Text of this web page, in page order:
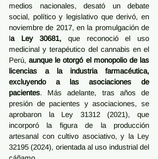
medios nacionales, desató un debate
social, político y legislativo que derivó, en
noviembre de 2017, en la promulgación de
la Ley 30681, que reconoció el uso
medicinal y terapéutico del cannabis en el
Perú, aunque le otorgó el monopolio de las
licencias a la industria farmacéutica,
excluyendo a las asociaciones de
pacientes. Más adelante, tras años de
presión de pacientes y asociaciones, se
aprobaron la Ley 31312 (2021), que
incorporó la figura de la producción
artesanal con cultivo asociativo, y la Ley
32195 (2024), orientada al uso industrial del